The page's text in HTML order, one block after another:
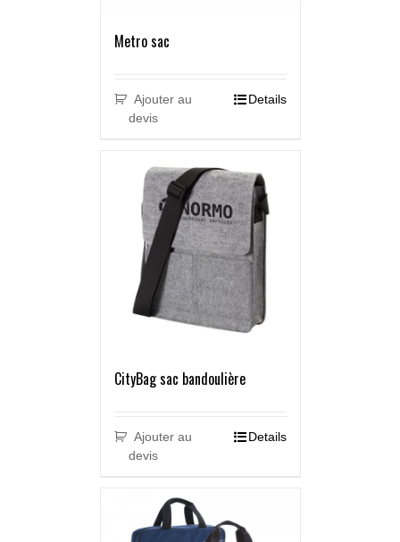
Metro sac
Ajouter au
devis
Details
CityBag sac bandoulière
Ajouter au
devis
Details